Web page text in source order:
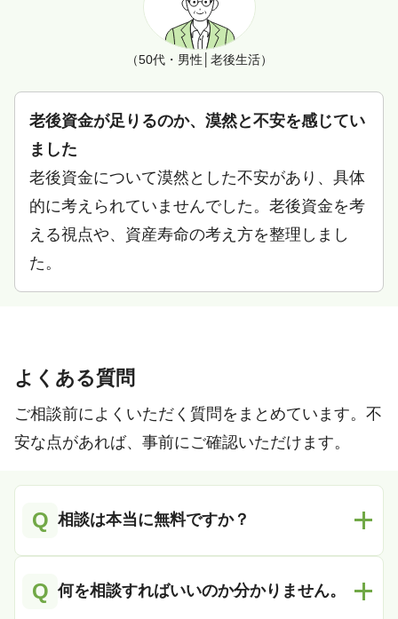
（50代・男性│老後生活）
老後資金が足りるのか、漠然と不安を感じてい
ました
老後資金について漠然とした不安があり、具体
的に考えられていませんでした。老後資金を考
える視点や、資産寿命の考え方を整理しまし
た。
よくある質問
ご相談前によくいただく質問をまとめています。不
安な点があれば、事前にご確認いただけます。
Q 相談は本当に無料ですか？
Q 何を相談すればいいのか分かりません。